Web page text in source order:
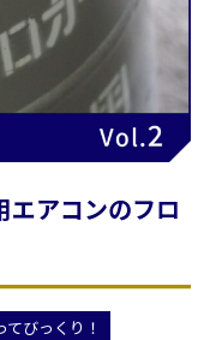
エアコンのフロ
てびっくり！